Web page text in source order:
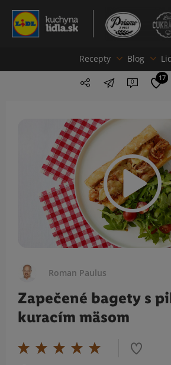
Recepty Blog
0 17
Roman Paulus
Zapečené bagety s
kuracím mäsom